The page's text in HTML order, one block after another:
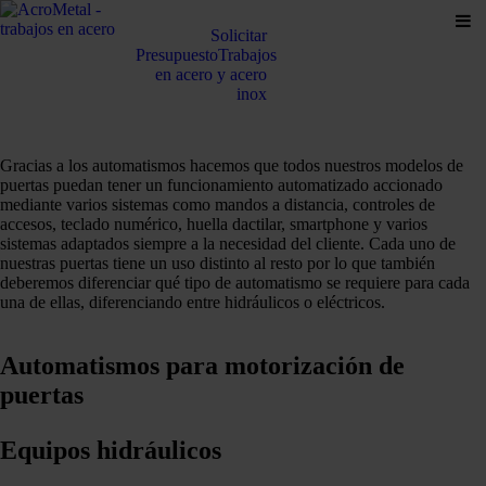
Solicitar
PresupuestoTrabajos
en acero y acero
inox
Gracias a los automatismos hacemos que todos nuestros modelos de
puertas puedan tener un funcionamiento automatizado accionado
mediante varios sistemas como mandos a distancia, controles de
accesos, teclado numérico, huella dactilar, smartphone y varios
sistemas adaptados siempre a la necesidad del cliente. Cada uno de
nuestras puertas tiene un uso distinto al resto por lo que también
deberemos diferenciar qué tipo de automatismo se requiere para cada
una de ellas, diferenciando entre hidráulicos o eléctricos.
Automatismos para motorización de
puertas
Equipos hidráulicos